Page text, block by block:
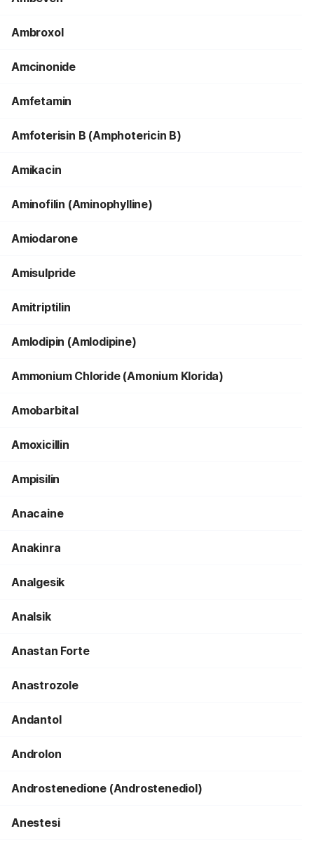
Ambroxol
Amcinonide
Amfetamin
Amfoterisin B (Amphotericin B)
Amikacin
Aminofilin (Aminophylline)
Amiodarone
Amisulpride
Amitriptilin
Amlodipin (Amlodipine)
Ammonium Chloride (Amonium Klorida)
Amobarbital
Amoxicillin
Ampisilin
Anacaine
Anakinra
Analgesik
Analsik
Anastan Forte
Anastrozole
Andantol
Androlon
Androstenedione (Androstenediol)
Anestesi